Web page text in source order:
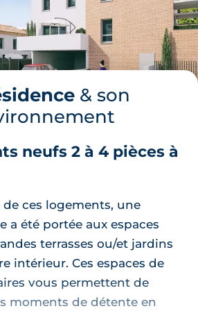
& son
neufs 2 à 4 pièces à
ces logements, une
a été portée aux espaces
terrasses ou/et jardins
intérieur. Ces espaces de
vous permettent de
moments de détente en